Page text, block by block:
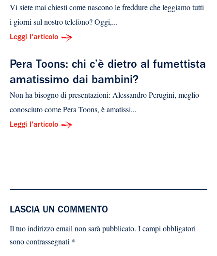
Vi siete mai chiesti come nascono le freddure che leggiamo tutti
i giorni sul nostro telefono? Oggi,...
Leggi l'articolo
Pera Toons: chi c’è dietro al fumettista
amatissimo dai bambini?
Non ha bisogno di presentazioni: Alessandro Perugini, meglio
conosciuto come Pera Toons, è amatissi...
Leggi l'articolo
LASCIA UN COMMENTO
Il tuo indirizzo email non sarà pubblicato. I campi obbligatori
sono contrassegnati *